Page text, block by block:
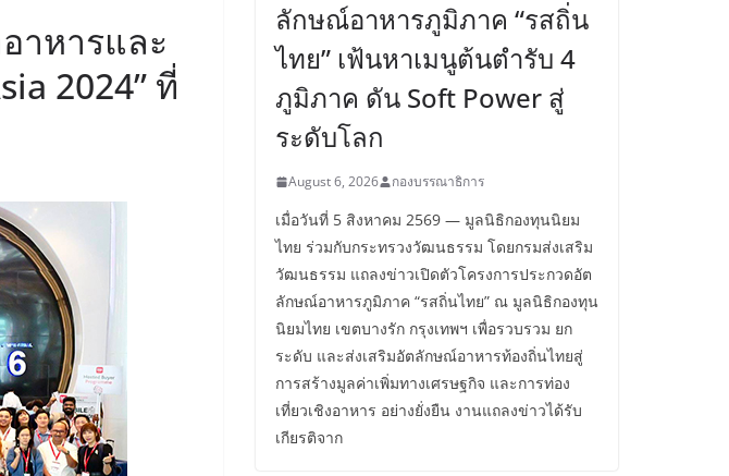
าหารและ
2024” ที่
ลักษณ์อาหารภูมิภาค “รสถิ่น
ไทย” เฟ้นหาเมนูต้นตำรับ 4
ภูมิภาค ดัน Soft Power สู่
ระดับโลก
August 6, 2026 กองบรรณาธิการ
เมื่อวันที่ 5 สิงหาคม 2569 — มูลนิธิกองทุนนิยม
ไทย ร่วมกับกระทรวงวัฒนธรรม โดยกรมส่งเสริม
วัฒนธรรม แถลงข่าวเปิดตัวโครงการประกวดอัต
ลักษณ์อาหารภูมิภาค “รสถิ่นไทย” ณ มูลนิธิกองทุน
นิยมไทย เขตบางรัก กรุงเทพฯ เพื่อรวบรวม ยก
ระดับ และส่งเสริมอัตลักษณ์อาหารท้องถิ่นไทยสู่
การสร้างมูลค่าเพิ่มทางเศรษฐกิจ และการท่อง
เที่ยวเชิงอาหาร อย่างยั่งยืน งานแถลงข่าวได้รับ
เกียรติจาก